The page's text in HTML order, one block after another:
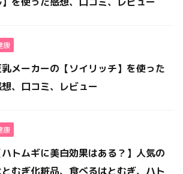
康
乳メーカーの【ソイリッチ】を使った
想、口コミ、レビュー
康
ハトムギに美白効果はある？】人気の
とむぎ化粧品、食べるはとむぎ、ハト